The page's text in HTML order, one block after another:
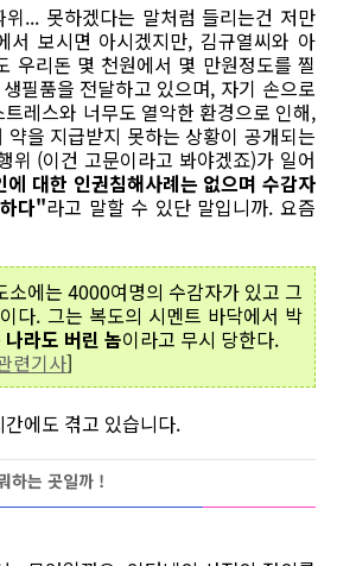
... 못하겠다는 말처럼 들리는건 저만
서 보시면 아시겠지만, 김규열씨와 아
우리돈 몇 천원에서 몇 만원정도를 찔
필품을 전달하고 있으며, 자기 손으로
레스와 너무도 열악한 환경으로 인해,
을 지급받지 못하는 상황이 공개되는
위 (이건 고문이라고 봐야겠죠)가 일어
에 대한 인권침해사례는 없으며 수감자
다"라고 말할 수 있단 말입니까. 요즘
소에는 4000여명의 수감자가 있고 그
다. 그는 복도의 시멘트 바닥에서 박
나라도 버린 놈이라고 무시 당한다.
련기사]
에도 겪고 있습니다.
하는 곳일까 !